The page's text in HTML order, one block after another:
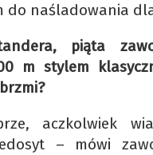
do naśladowania
piąta
m stylem
aczkolwiek
– mówi